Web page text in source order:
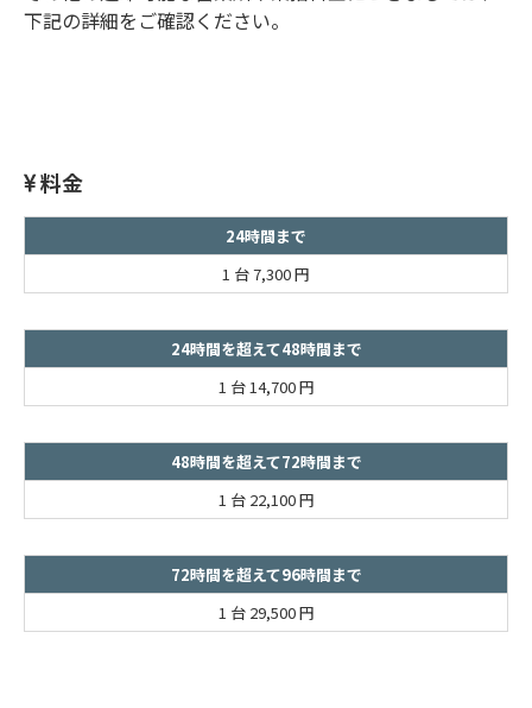
下記の詳細をご確認ください。
料金
24時間まで
1 台7,300 円
24時間を超えて48時間まで
1 台14,700 円
48時間を超えて72時間まで
1 台 22,100 円
72時間を超えて96時間まで
1 台 29,500 円